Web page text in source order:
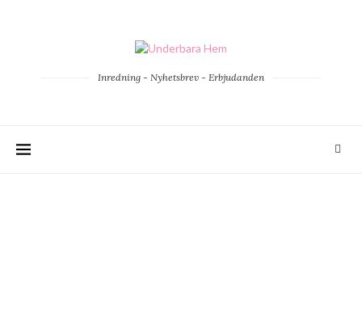
Inredning - Nyhetsbrev - Erbjudanden